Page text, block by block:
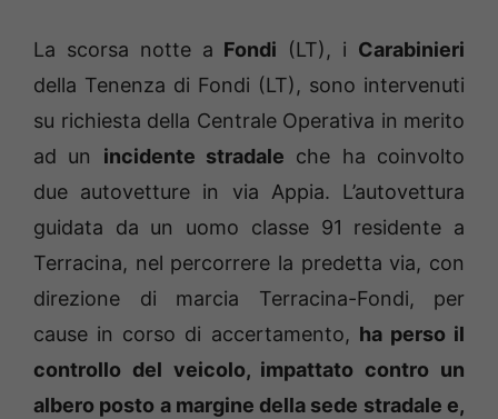
La scorsa notte a Fondi (LT), i Carabinieri
della Tenenza di Fondi (LT), sono intervenuti
su richiesta della Centrale Operativa in merito
ad un incidente stradale che ha coinvolto
due autovetture in via Appia. L’autovettura
guidata da un uomo classe 91 residente a
Terracina, nel percorrere la predetta via, con
direzione di marcia Terracina-Fondi, per
cause in corso di accertamento, ha perso il
controllo del veicolo, impattato contro un
albero posto a margine della sede stradale e,